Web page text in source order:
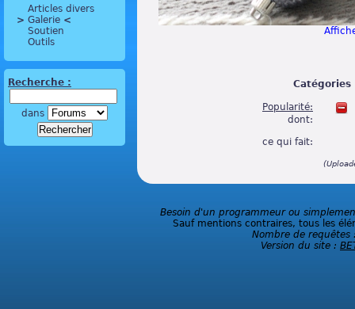
Articles divers
> Galerie <
Soutien
Outils
Recherche :
dans
Catégories
Popularité:
dont:
ce qui fait:
Besoin d'un programmeur ou
Sauf mentions contraires, tous les
Nombre de requêtes
Version du site :